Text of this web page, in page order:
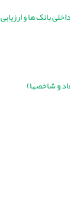
ها و ارزیابی
و شاخصها)